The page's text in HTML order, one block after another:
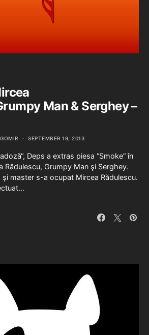
Man & Serghey –
SEPTEMBER 19, 2013
Deps a extras piesa “Smoke” în
Rădulescu, Grumpy Man şi Serghey.
şi master s-a ocupat Mircea Rădulescu.